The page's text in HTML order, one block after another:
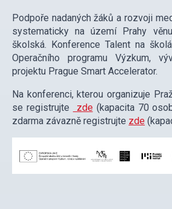
Podpoře nadaných žáků a rozvoji
systematicky na území Prahy
školská. Konference Talent na
Operačního programu Výzkum,
projektu Prague Smart Accelerator.
Na konferenci, kterou organizuje
se registrujte
zde(kapacita 70
zdarma závazně registrujte zde